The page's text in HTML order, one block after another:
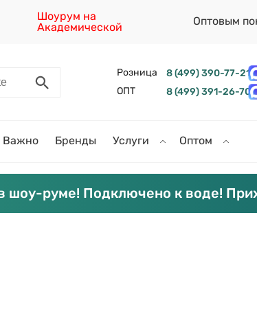
Шоурум на
Академической
Оптовым
Розница 8 (499) 390-77-21
ОПТ
8 (499) 391-26-70
Важно Бренды Услуги Оптом
шоу-руме! Подключено к воде!